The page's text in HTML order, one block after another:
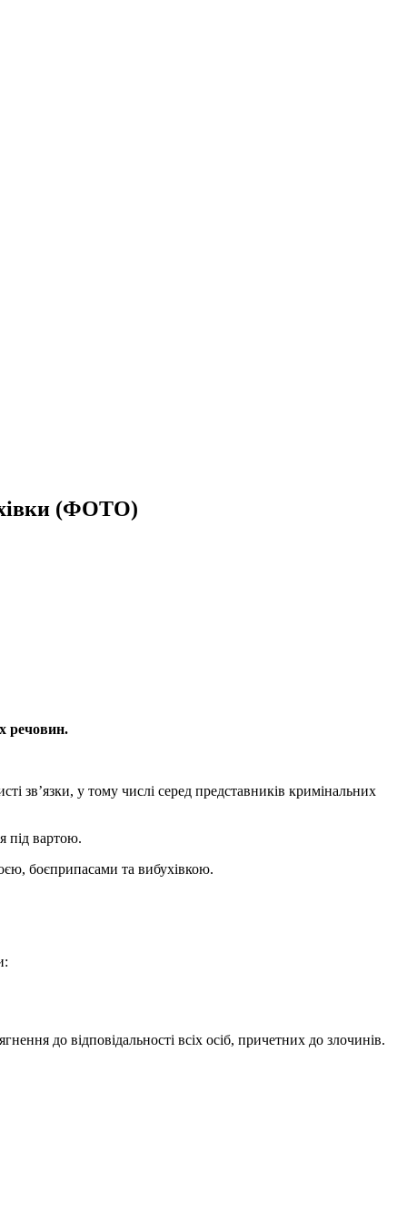
(ФОТО)
речовин.
зв’язки, у тому числі серед представників кримінальних
під вартою.
боєприпасами та вибухівкою.
до відповідальності всіх осіб, причетних до злочинів.